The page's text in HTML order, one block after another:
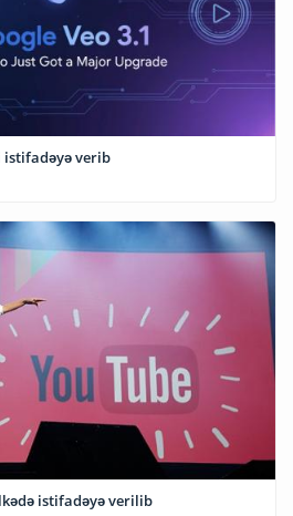
istifadəyə verib
istifadəyə verilib